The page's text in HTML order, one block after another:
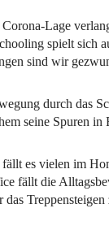
Lage
spielt sich
sind wir
durch das
seine Spuren
fällt es vielen im
fällt die
das